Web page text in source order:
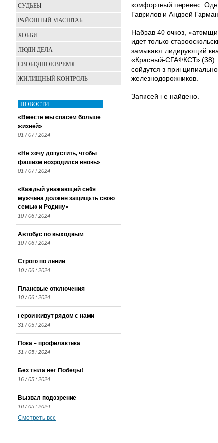
комфортный перевес.
Гаврилов и Андрей
Набрав 40 очков,
идет только
замыкают лидирующий
«Красный-СГАФКСТ» (38).
сойдутся в
железнодорожников.
Записей не найдено.
СУДЬБЫ
РАЙОННЫЙ МАСШТАБ
ХОББИ
ЛЮДИ ДЕЛА
СВОБОДНОЕ ВРЕМЯ
ЖИЛИЩНЫЙ КОНТРОЛЬ
НОВОСТИ
«Вместе мы спасем больше
жизней»
01 / 07 / 2024
«Не хочу допустить, чтобы
фашизм возродился вновь»
01 / 07 / 2024
«Каждый уважающий себя
мужчина должен защищать свою
семью и Родину»
10 / 06 / 2024
Автобус по выходным
10 / 06 / 2024
Строго по линии
10 / 06 / 2024
Плановые отключения
10 / 06 / 2024
Герои живут рядом с нами
31 / 05 / 2024
Пока – профилактика
31 / 05 / 2024
Без тыла нет Победы!
16 / 05 / 2024
Вызвал подозрение
16 / 05 / 2024
Смотреть все